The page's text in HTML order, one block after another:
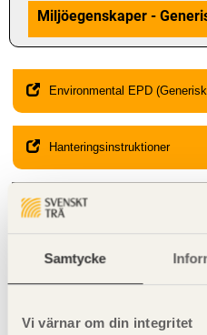
Samtycke
Vi värnar om din integritet
Miljöegenskaper -
Environmental EPD
Hanteringsinstruktioner
Giltighet
Fårinteanvändas ibärande